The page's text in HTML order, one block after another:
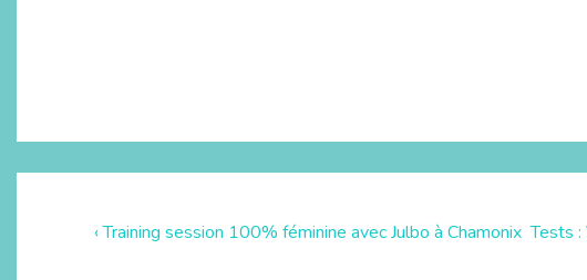
‹ Training session 100% féminine avec Julbo à Chamonix Tests :